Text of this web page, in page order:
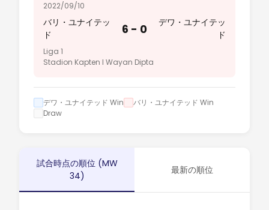
2022/09/10
バリ・ユナイテッ
ド
6 - 0
デワ・ユナイテッ
ド
Liga 1
Stadion Kapten I Wayan Dipta
デワ・ユナイテッド Win
バリ・ユナイテッド Win
Draw
試合時点の順位 (MW
34)
最新の順位